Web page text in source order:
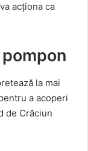
acționa ca
la mai
a acoperi
de Crăciun